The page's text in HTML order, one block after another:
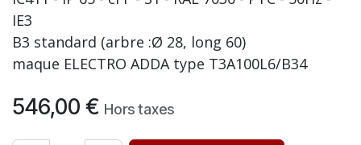
IE3
B3 standard (arbre :Ø 28, long 60)
maque ELECTRO ADDA type T3A100L6/B34
546,00 € Hors taxes